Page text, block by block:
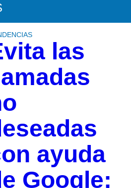
las
ayuda
Google;